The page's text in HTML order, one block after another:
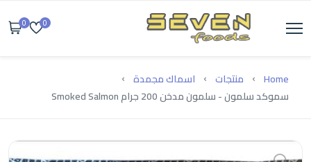
0
0
Home منتجات
اسماك مجمدة
سموكد سلمون - سلمون مدخن 200 جرام Smoked Salmon